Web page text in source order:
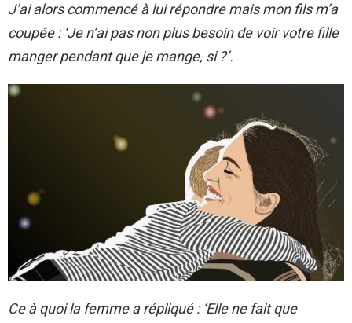
J’ai alors commencé à lui répondre mais mon fils m’a
coupée : ‘Je n’ai pas non plus besoin de voir votre fille
manger pendant que je mange, si ?’.
Ce à quoi la femme a répliqué : ‘Elle ne fait que